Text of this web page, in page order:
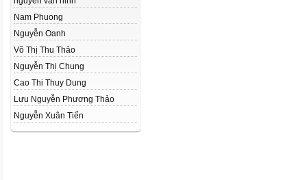
Nam Phuong
Nguyễn Oanh
Võ Thị Thu Thảo
Nguyễn Thị Chung
Cao Thi Thuy Dung
Lưu Nguyễn Phương Thảo
Nguyễn Xuân Tiến